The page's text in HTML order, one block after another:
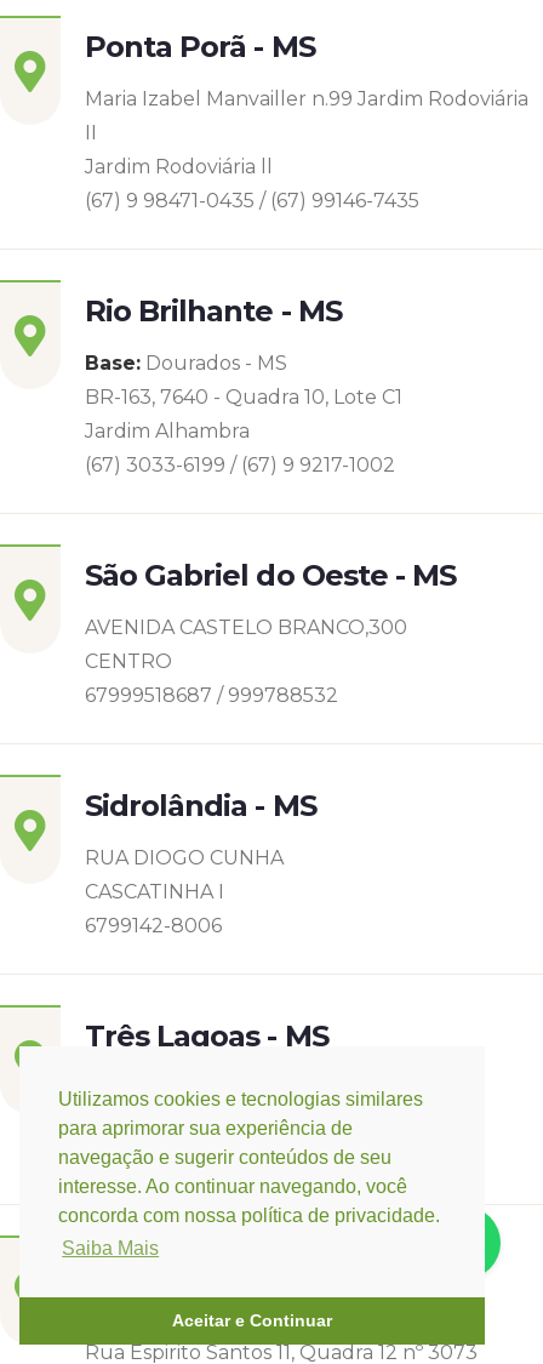
Utilizamos cookies e tecnologias similares
para aprimorar sua experiência de
navegação e sugerir conteúdos de seu
interesse. Ao continuar navegando, você
concorda com nossa política de privacidade.
Saiba Mais
Aceitar e Continuar
Ponta Porã - MS
Maria Izabel Manvailler n.99 Jardim Rodoviária
II
Jardim Rodoviária ll
(67) 9 98471-0435 / (67) 99146-7435
Rio Brilhante - MS
Base: Dourados - MS
BR-163, 7640 - Quadra 10, Lote C1
Jardim Alhambra
(67) 3033-6199 / (67) 9 9217-1002
São Gabriel do Oeste - MS
AVENIDA CASTELO BRANCO,300
CENTRO
67999518687 / 999788532
Sidrolândia - MS
RUA DIOGO CUNHA
CASCATINHA I
6799142-8006
Três Lagoas - MS
Rua Eurídice Chagas Cruz, 2675
Centro
(67) 9 9249-5406
Campo Verde - MT
Rondonópolis - MT
Rua Espirito Santos 11, Quadra 12 nº 3073